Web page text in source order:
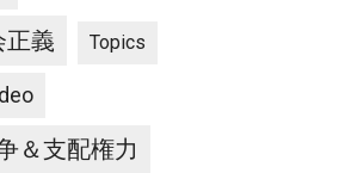
義 Topics
＆支配権力